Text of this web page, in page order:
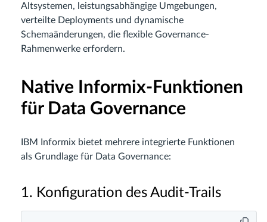
Altsystemen, leistungsabhängige Umgebungen,
verteilte Deployments und dynamische
Schemaänderungen, die flexible Governance-
Rahmenwerke erfordern.
Native Informix-Funktionen
für Data Governance
IBM Informix bietet mehrere integrierte Funktionen
als Grundlage für Data Governance:
1. Konfiguration des Audit-Trails